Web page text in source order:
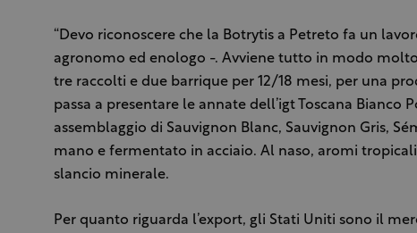
“Devo riconoscere che la Botrytis a Petreto fa un
agronomo ed enologo -. Avviene tutto in modo
tre raccolti e due barrique per 12/18 mesi, per una
passa a presentare le annate dell’igt Toscana Bianco
assemblaggio di Sauvignon Blanc, Sauvignon Gris,
mano e fermentato in acciaio. Al naso, aromi
slancio minerale.
Per quanto riguarda l’export, gli Stati Uniti sono il